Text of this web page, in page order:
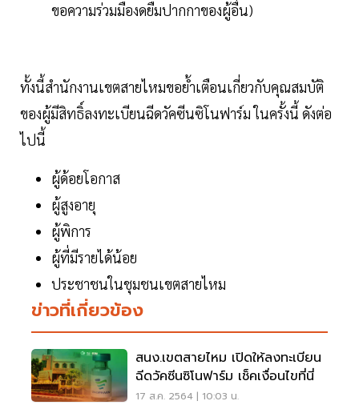
ขอความร่วมมืองดยืมปากกาของผู้อื่น)
ทั้งนี้สำนักงานเขตสายไหมขอย้ำเตือนเกี่ยวกับคุณสมบัติ
ของผู้มีสิทธิ์ลงทะเบียนฉีดวัคซีนซิโนฟาร์ม ในครั้งนี้ ดังต่อ
ไปนี้
ผู้ด้อยโอกาส
ผู้สูงอายุ
ผู้พิการ
ผู้ที่มีรายได้น้อย
ประชาชนในชุมชนเขตสายไหม
ข่าวที่เกี่ยวข้อง
สนง.เขตสายไหม เปิดให้ลงทะเบียน
ฉีดวัคซีนซิโนฟาร์ม เช็คเงื่อนไขที่นี่
17 ส.ค. 2564 | 10:03 น.